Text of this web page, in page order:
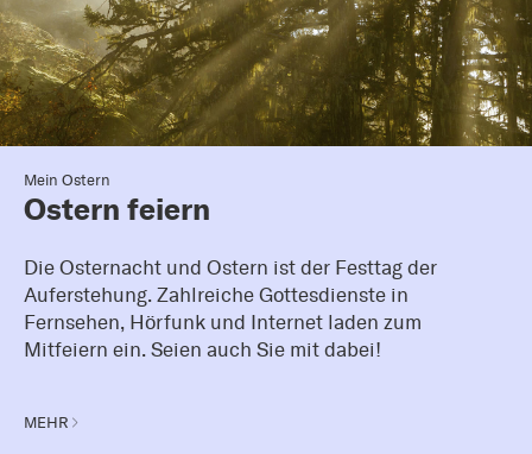
Mein Ostern
Ostern feiern
Die Osternacht und Ostern ist der Festtag der
Auferstehung. Zahlreiche Gottesdienste in
Fernsehen, Hörfunk und Internet laden zum
Mitfeiern ein. Seien auch Sie mit dabei!
MEHR